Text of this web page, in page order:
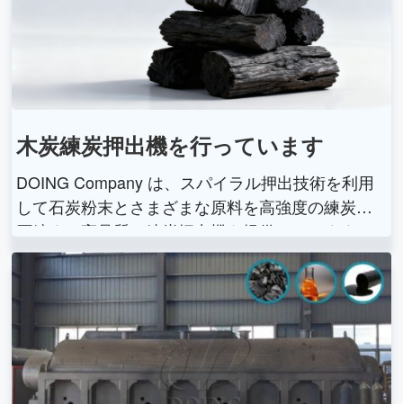
木炭練炭押出機を行っています
DOING Company は、スパイラル押出技術を利用
して石炭粉末とさまざまな原料を高強度の練炭に
圧縮する高品質の練炭押出機を提供しています。